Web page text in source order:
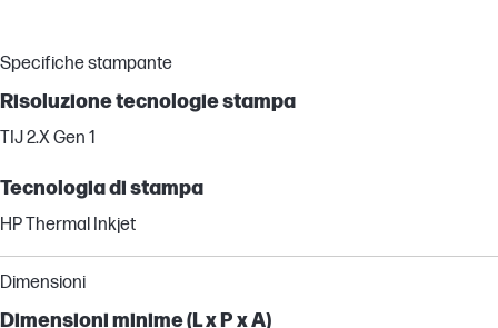
Specifiche stampante
Risoluzione tecnologie stampa
TIJ 2.X Gen 1
Tecnologia di stampa
HP Thermal Inkjet
Dimensioni
Dimensioni minime (L x P x A)